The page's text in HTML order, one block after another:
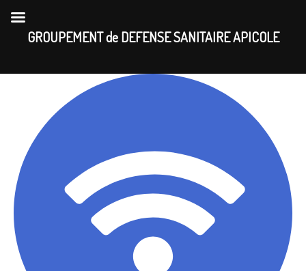
contentGROUPEMENT de DEFENSE SANITAIRE APICOLE